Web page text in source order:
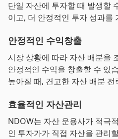
단일 자산에 투자할 때 발생할
이고, 더 안정적인 투자 성과를
안정적인 수익창출
시장 상황에 따라 자산 배분을
안정적인 수익을 창출할 수 있
높아질 때, 견고한 자산 배분
효율적인 자산관리
NDOW는 자산 운용사가 적극
인 투자가가 직접 자산을 관리